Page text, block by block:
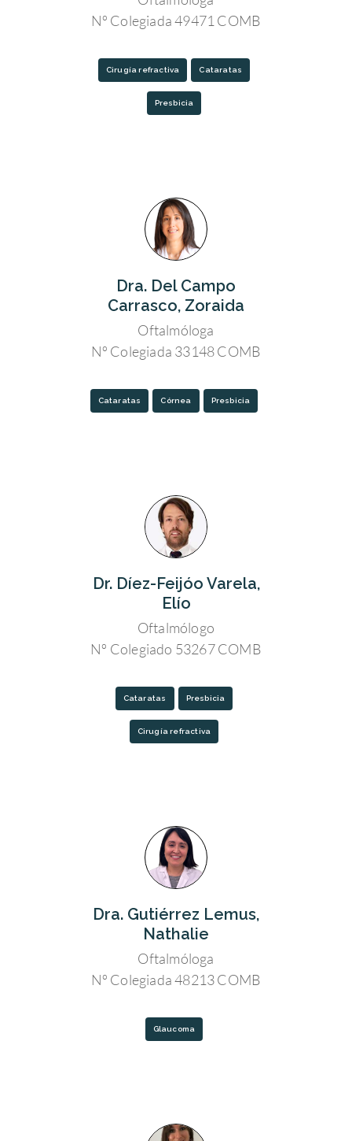
Nº Colegiada 49471 COMB
Cirugía refractiva Cataratas
Presbicia
Dra. Del Campo
Carrasco, Zoraida
Oftalmóloga
Nº Colegiada 33148 COMB
Cataratas Córnea Presbicia
Dr. Díez-Feijóo Varela,
Elío
Oftalmólogo
Nº Colegiado 53267 COMB
Cataratas Presbicia
Cirugía refractiva
Dra. Gutiérrez Lemus,
Nathalie
Oftalmóloga
Nº Colegiada 48213 COMB
Glaucoma